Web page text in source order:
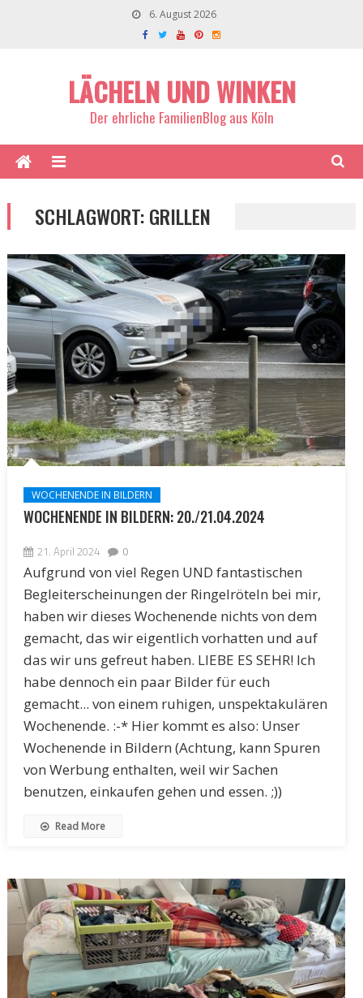
6. August 2026
LÄCHELN UND WINKEN
Der ehrliche FamilienBlog aus Köln
SCHLAGWORT:GRILLEN
WOCHENENDE IN BILDERN
WOCHENENDE IN BILDERN: 20./21.04.2024
21. April 2024 0
Aufgrund von viel Regen UND fantastischen
Begleiterscheinungen der Ringelröteln bei mir,
haben wir dieses Wochenende nichts von dem
gemacht, das wir eigentlich vorhatten und auf
das wir uns gefreut haben. LIEBE ES SEHR! Ich
habe dennoch ein paar Bilder für euch
gemacht... von einem ruhigen, unspektakulären
Wochenende. :-* Hier kommt es also: Unser
Wochenende in Bildern (Achtung, kann Spuren
von Werbung enthalten, weil wir Sachen
benutzen, einkaufen gehen und essen. ;))
Read More